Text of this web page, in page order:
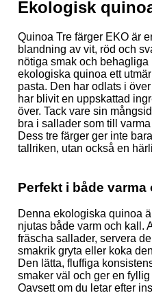
Ekologisk
Quinoa Tre färger EKO är
blandning av vit, röd och
nötiga smak och
ekologiska quinoa ett
pasta. Den har odlats i
har blivit en uppskattad
över. Tack vare sin
bra i sallader som till
Dess tre färger ger inte
tallriken, utan också en
Perfekt i både
Denna ekologiska quinoa
njutas både varm och kall.
fräscha sallader, servera
smakrik gryta eller koka
Den lätta, fluffiga
smaker väl och ger en
Oavsett om du letar efter